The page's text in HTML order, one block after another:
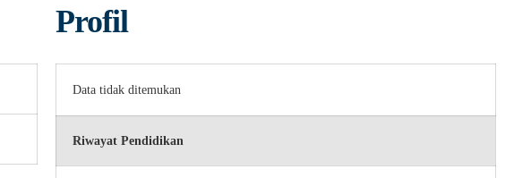
Profil
Data tidak ditemukan
Riwayat Pendidikan